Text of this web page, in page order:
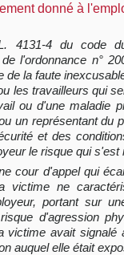
donné à
4131-4 du code
l'ordonnance n°
de la faute
les travailleurs qui
ou d'une maladie
un représentant du
et des
le risque qui s'est
cour d'appel qui
victime ne
portant sur
d'agression
victime avait signalé
auquel elle était